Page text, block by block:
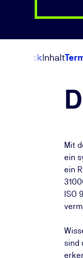
ÜberblickInhalt
Mit
ein
ein
ISO
sind